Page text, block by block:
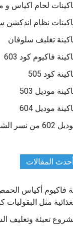
لحام اكياس و
نظام اندكشن
تغليف سلوفان
فاكيوم كود 603
كود 505
موديل 503
موديل 604
من نسر الشرق
أحدث المقالات
فاكيوم أكياس
مثل البقوليات كود 604 من نسر